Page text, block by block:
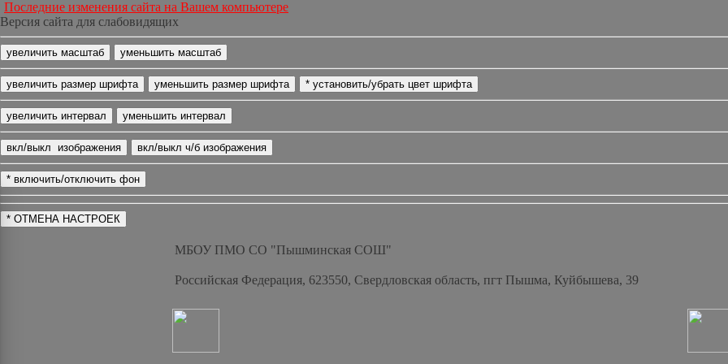
Последние изменения сайта на Вашем компьютере
Версия сайта для слабовидящих
МБОУ ПМО СО "Пышминская СОШ"
Российская Федерация, 623550, Свердловская область, пгт Пышма, Куйбышева, 39